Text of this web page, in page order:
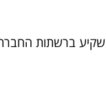
ברשתות